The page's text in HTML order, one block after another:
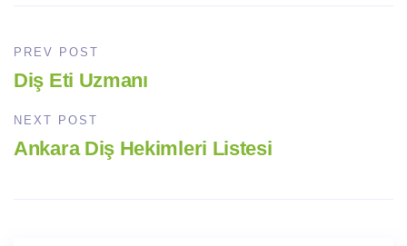
PREV POST
Diş Eti Uzmanı
NEXT POST
Ankara Diş Hekimleri Listesi